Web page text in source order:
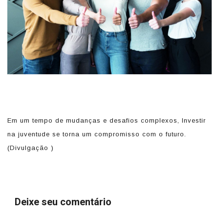
Em um tempo de mudanças e desafios complexos, Investir
na juventude se torna um compromisso com o futuro.
(Divulgação )
Deixe seu comentário